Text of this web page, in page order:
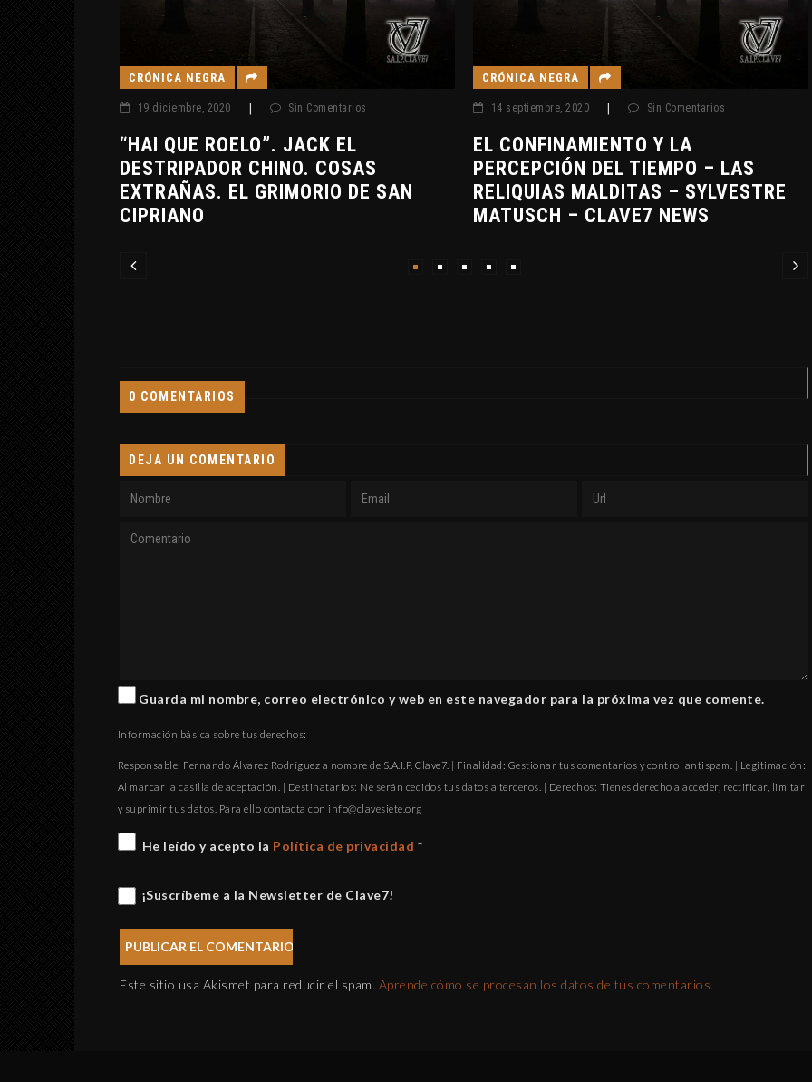
CRÓNICA NEGRA
19 diciembre, 2020 Sin Comentarios
“HAI QUE ROELO”. JACK EL
DESTRIPADOR CHINO. COSAS
EXTRAÑAS. EL GRIMORIO DE SAN
CIPRIANO
CRÓNICA NEGRA
14 septiembre, 2020 Sin Comentarios
EL CONFINAMIENTO Y LA
PERCEPCIÓN DEL TIEMPO – LAS
RELIQUIAS MALDITAS – SYLVESTRE
MATUSCH – CLAVE7 NEWS
0 COMENTARIOS
DEJA UN COMENTARIO
Guarda mi nombre, correo electrónico y web en este navegador para la próxima vez que comente.
Información básica sobre tus derechos:
Responsable: Fernando Álvarez Rodríguez a nombre de S.A.I.P. Clave7. | Finalidad: Gestionar tus comentarios y control antispam. | Legitimación:
Al marcar la casilla de aceptación. | Destinatarios: Ne serán cedidos tus datos a terceros. | Derechos: Tienes derecho a acceder, rectificar, limitar
y suprimir tus datos. Para ello contacta con gro.eteisevalc@ofni
He leído y acepto la Política de privacidad *
¡Suscríbeme a la Newsletter de Clave7!
Este sitio usa Akismet para reducir el spam. Aprende cómo se procesan los datos de tus comentarios.